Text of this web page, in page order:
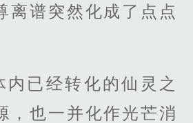
离谱突然化成了点点
内已经转化的仙灵之
，也一并化作光芒消